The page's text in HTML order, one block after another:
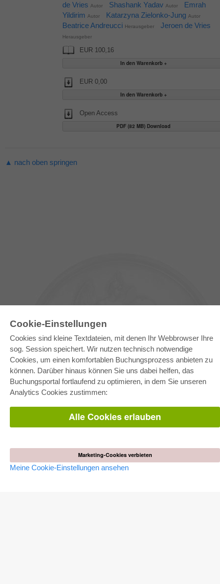
Cookie-Einstellungen
Cookies sind kleine Textdateien, mit denen Ihr Webbrowser Ihre
sog. Session speichert. Wir nutzen technisch notwendige
Cookies, um einen komfortablen Buchungsprozess anbieten zu
können. Darüber hinaus können Sie uns dabei helfen, das
Buchungsportal fortlaufend zu optimieren, in dem Sie unseren
Analytics Cookies zustimmen:
Alle Cookies erlauben
Marketing-Cookies verbieten
Meine Cookie-Einstellungen ansehen
de Vries Autor Shashank Yadav Autor
Emrah
Yildirim Autor Katarzyna Zielonko-Jung Autor
Beatrice Andreucci Herausgeber Jeroen de Vries
Herausgeber
EUR 100,16
EUR 0,00
Open Access
PDF (82 MB) Download
▲ nach oben springen
E-COLLECTION
Gesamtpaket
Fachbereichspakete
Pick & Choose
Häufig gestellte Fragen (FAQ)
AGB